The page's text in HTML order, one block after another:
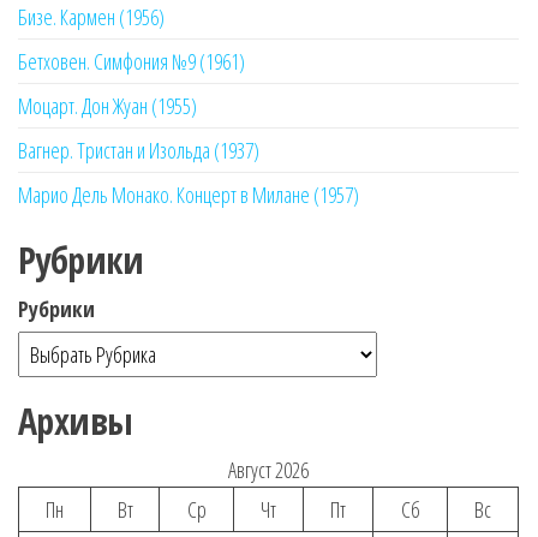
Бизе. Кармен (1956)
Бетховен. Симфония №9 (1961)
Моцарт. Дон Жуан (1955)
Вагнер. Тристан и Изольда (1937)
Марио Дель Монако. Концерт в Милане (1957)
Рубрики
Рубрики
Архивы
Август 2026
Пн
Вт Ср Чт Пт Сб
Вс